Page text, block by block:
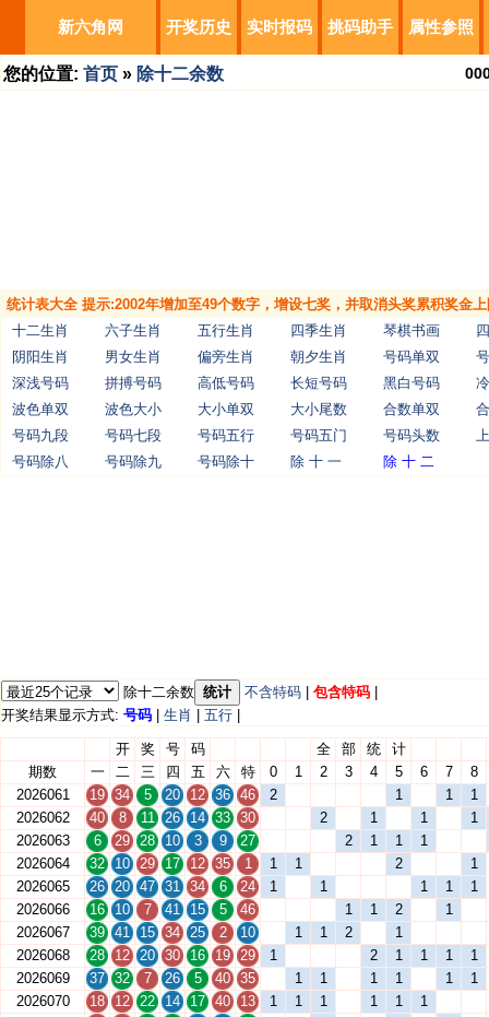
新六角网 开奖历史 实时报码 挑码助手 属性参照
您的位置: 首页 » 除十二余数
统计表大全 提示:2002年增加至49个数字，增设七奖，并取消头奖累积奖金
十二生肖
六子生肖 五行生肖 四季生肖 琴棋书画
阴阳生肖
男女生肖 偏旁生肖 朝夕生肖 号码单双
深浅号码
拼搏号码 高低号码 长短号码 黑白号码
波色单双
波色大小 大小单双 大小尾数 合数单双
号码九段
号码七段 号码五行 号码五门 号码头数
号码除八
号码除九 号码除十 除 十 一 除 十 二
除十二余数 统计 不含特码 包含特码
开奖结果显示方式: 号码 生肖 五行
开 奖 号 码 全 部 统
计
期数
一 二 三 四 五 六 特 0 1 2 3 4 5 6 7
8
2026061
19 34 5 20 12 36 46 2 1 1
1
2026062
40 8 11 26 14 33 30 2 1 1
1
2026063
6 29 28 10 3 9 27 2 1 1
1
2026064
32 10 29 17 12 35 1 1 1 2
1
2026065
26 20 47 31 34 6 24 1 1 1 1
1
2026066
16 10 7 41 15 5 46 1 1 2
1
2026067
39 41 15 34 25 2 10 1 1 2
1
2026068
28 12 20 30 16 19 29 1 2 1 1 1
1
2026069
37 32 7 26 5 40 35 1 1 1 1 1
1
2026070
18 12 22 14 17 40 13 1 1 1 1 1
1